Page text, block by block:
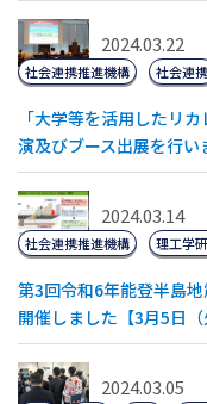
2024.03.22
「大学等を活用したリ
演及びブース出展を行い
社会連携推進機構 社会連携
2024.03.14
第3回令和6年能登半島
開催しました【3月5日（
社会連携推進機構 理工学
2024.03.05